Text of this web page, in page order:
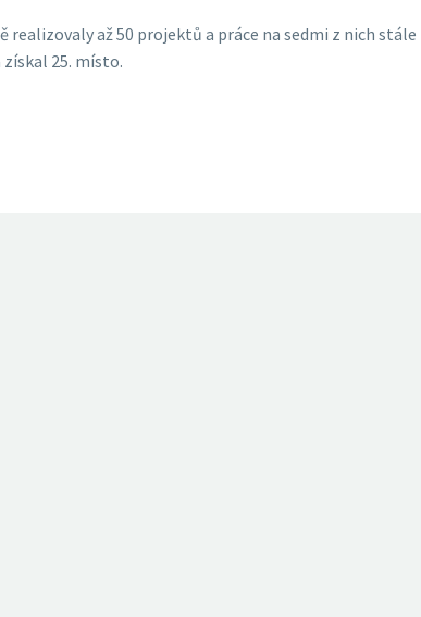
realizovaly až 50 projektů a práce na sedmi z nich
získal 25. místo.